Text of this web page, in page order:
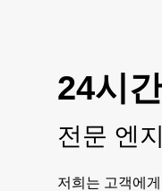
24시
전문 엔
저희는 고객에